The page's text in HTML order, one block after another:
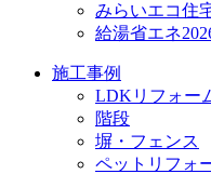
みらいエコ住
給湯省エネ
施工事例
LDKリフォー
階段
塀・フェンス
ペットリフォ